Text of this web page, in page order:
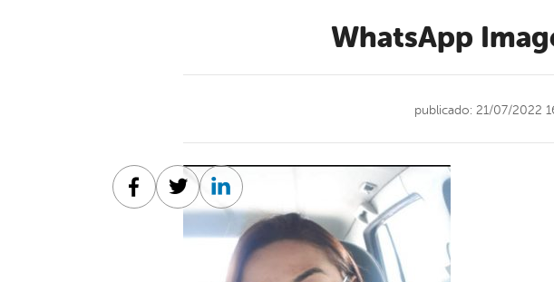
WhatsApp
publicado: 21/07/2022
Facebook
TwitterLinkedin